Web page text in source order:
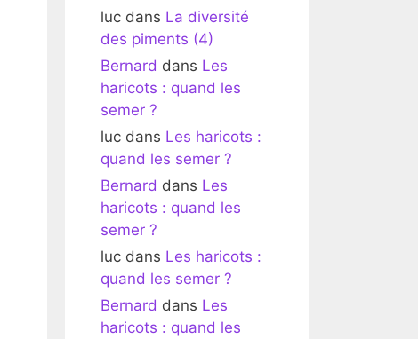
luc dans La diversité
des piments (4)
Bernard dans Les
haricots : quand les
semer ?
luc dans Les haricots :
quand les semer ?
Bernard dans Les
haricots : quand les
semer ?
luc dans Les haricots :
quand les semer ?
Bernard dans Les
haricots : quand les